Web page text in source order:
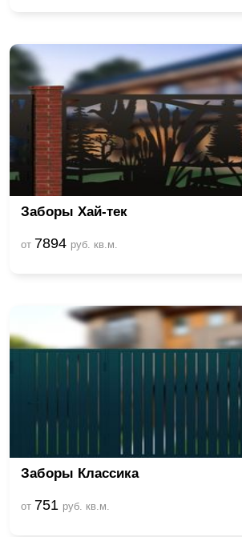
Заборы Хай-тек
от 7894 руб. кв.м.
Заборы Классика
от 751 руб. кв.м.